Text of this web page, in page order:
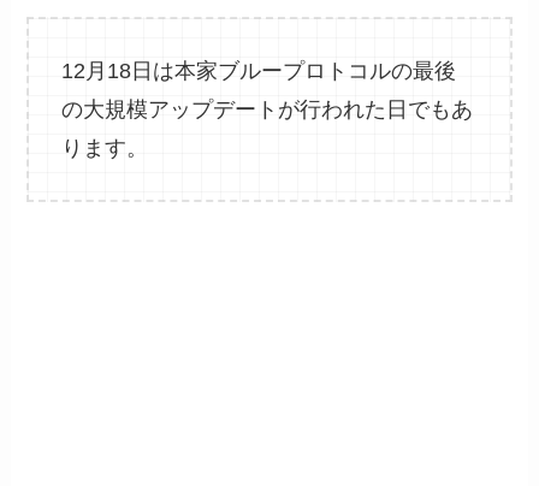
12月18日は本家ブループロトコルの最後
の大規模アップデートが行われた日でもあ
ります。